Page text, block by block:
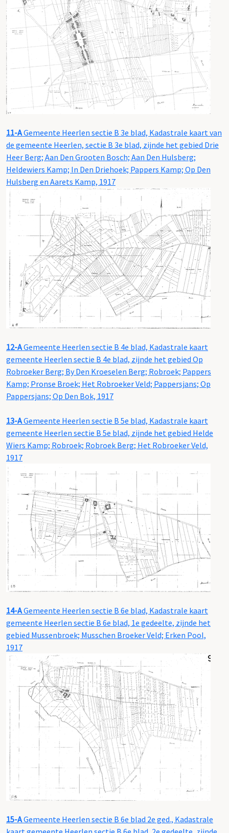
11-AGemeente Heerlen sectie B 3e blad, Kadastrale kaart van
de gemeente Heerlen, sectie B 3e blad, zijnde het gebied Drie
Heer Berg; Aan Den Grooten Bosch; Aan Den Hulsberg;
Heldewiers Kamp; In Den Driehoek; Pappers Kamp; Op Den
Hulsberg en Aarets Kamp, 1917
12-AGemeente Heerlen sectie B 4e blad, Kadastrale kaart
gemeente Heerlen sectie B 4e blad, zijnde het gebied Op
Robroeker Berg; By Den Kroeselen Berg; Robroek; Pappers
Kamp; Pronse Broek; Het Robroeker Veld; Pappersjans; Op
Pappersjans; Op Den Bok, 1917
13-AGemeente Heerlen sectie B 5e blad, Kadastrale kaart
gemeente Heerlen sectie B 5e blad, zijnde het gebied Helde
Wiers Kamp; Robroek; Robroek Berg; Het Robroeker Veld,
1917
14-AGemeente Heerlen sectie B 6e blad, Kadastrale kaart
gemeente Heerlen sectie B 6e blad, 1e gedeelte, zijnde het
gebied Mussenbroek; Musschen Broeker Veld; Erken Pool,
1917
15-AGemeente Heerlen sectie B 6e blad 2e ged., Kadastrale